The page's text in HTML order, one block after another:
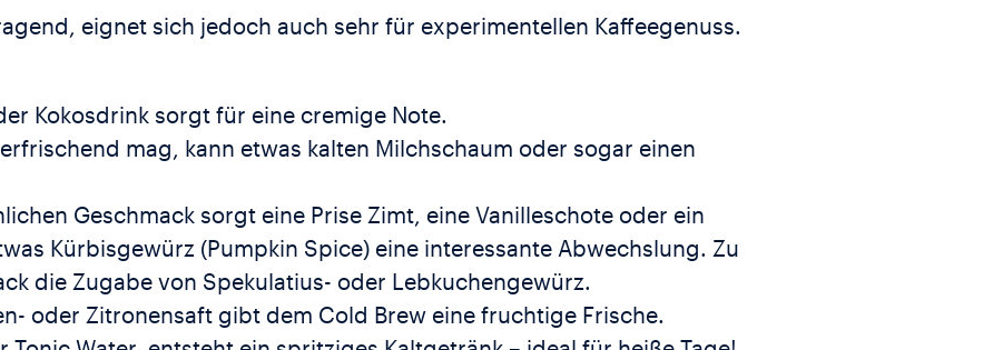
eignet sich jedoch auch sehr für experimentellen Kaffeegenuss.
Kokosdrink sorgt für eine cremige Note.
mag, kann etwas kalten Milchschaum oder sogar einen
Geschmack sorgt eine Prise Zimt, eine Vanilleschote oder ein
Kürbisgewürz (Pumpkin Spice) eine interessante Abwechslung. Zu
die Zugabe von Spekulatius- oder Lebkuchengewürz.
oder Zitronensaft gibt dem Cold Brew eine fruchtige Frische.